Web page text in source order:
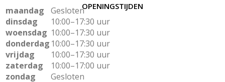
OPENINGSTIJDEN
maandag
Gesloten
dinsdag
10:00–17:30 uur
woensdag 10:00–17:30 uur
donderdag 10:00–17:30 uur
vrijdag
10:00–17:30 uur
zaterdag
10:00–17:00 uur
zondag
Gesloten